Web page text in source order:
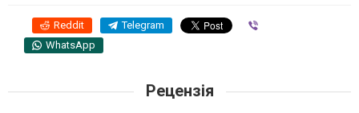
Reddit Telegram
WhatsApp
Рецензія